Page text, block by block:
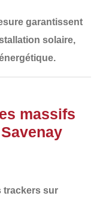
garantissent
solaire,
massifs
trackers sur